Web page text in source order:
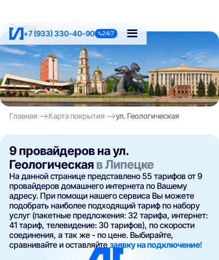
+7 (933) 330-40-90 24/7
Липецк
Главная Карта покрытия ул. Геологическая
9 провайдеров на ул.
Геологическая в Липецке
На данной странице представлено 55 тарифов от 9
провайдеров домашнего интернета по Вашему
адресу. При помощи нашего сервиса Вы можете
подобрать наиболее подходящий тариф по набору
услуг (пакетные предложения: 32 тарифа, интернет:
41 тариф, телевидение: 30 тарифов), по скорости
соединения, а так же - по цене. Выбирайте,
сравнивайте и оставляйтезаявку на подключение!